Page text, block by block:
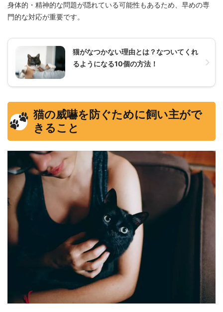
身体的・精神的な問題が隠れている可能性もあるため、早めの専
門的な対応が重要です。
猫がなつかない理由とは？なついてくれ
るようになる10個の方法！
猫の威嚇を防ぐために飼い主がで
きること